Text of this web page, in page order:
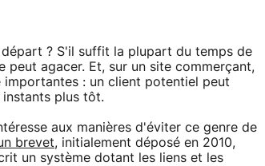
? S'il suffit la plupart du temps de
peut agacer. Et, sur un site commerçant,
importantes : un client potentiel peut
plus tôt.
aux manières d'éviter ce genre de
brevet, initialement déposé en 2010,
un système dotant les liens et les